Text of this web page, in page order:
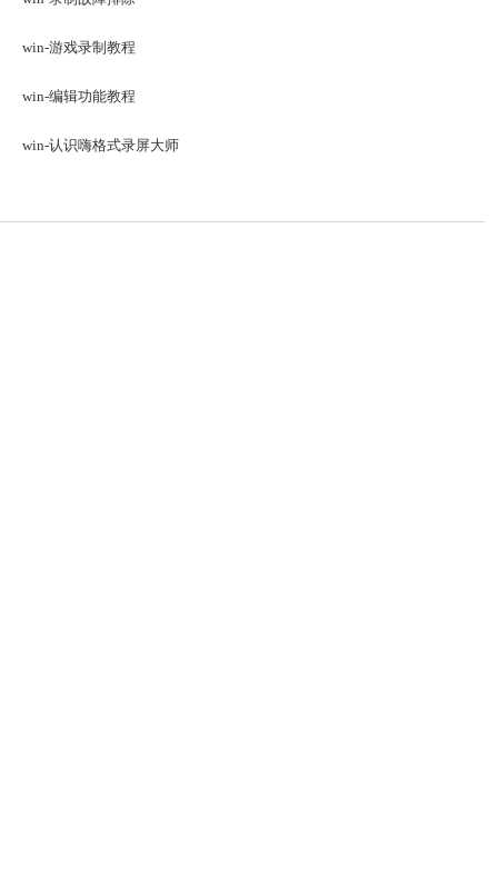
win-游戏录制教程
win-编辑功能教程
win-认识嗨格式录屏大师